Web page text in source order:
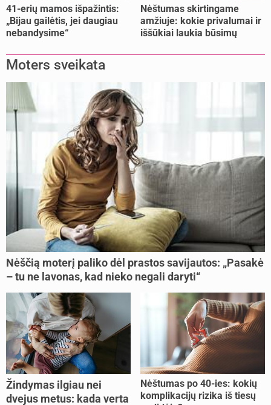
41-erių mamos išpažintis:
„Bijau gailėtis, jei daugiau
nebandysime“
Nėštumas skirtingame
amžiuje: kokie privalumai ir
iššūkiai laukia būsimų
Moters sveikata
Nėščią moterį paliko dėl prastos savijautos: „Pasakė
– tu ne lavonas, kad nieko negali daryti“
Žindymas ilgiau nei
dvejus metus: kada verta
Nėštumas po 40-ies: kokių
komplikacijų rizika iš tiesų